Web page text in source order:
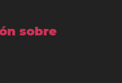
sobre